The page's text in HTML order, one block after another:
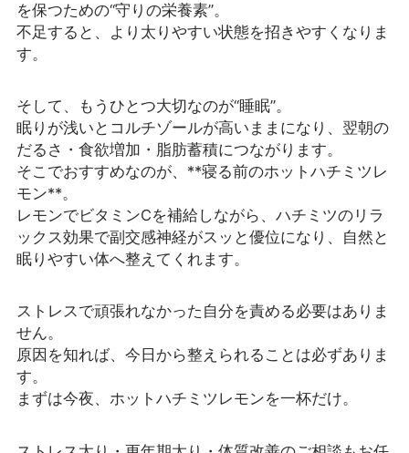
を保つための“守りの栄養素”。
不足すると、より太りやすい状態を招きやすくなりま
す。
そして、もうひとつ大切なのが“睡眠”。
眠りが浅いとコルチゾールが高いままになり、翌朝の
だるさ・食欲増加・脂肪蓄積につながります。
そこでおすすめなのが、**寝る前のホットハチミツレ
モン**。
レモンでビタミンCを補給しながら、ハチミツのリラ
ックス効果で副交感神経がスッと優位になり、自然と
眠りやすい体へ整えてくれます。
ストレスで頑張れなかった自分を責める必要はありま
せん。
原因を知れば、今日から整えられることは必ずありま
す。
まずは今夜、ホットハチミツレモンを一杯だけ。